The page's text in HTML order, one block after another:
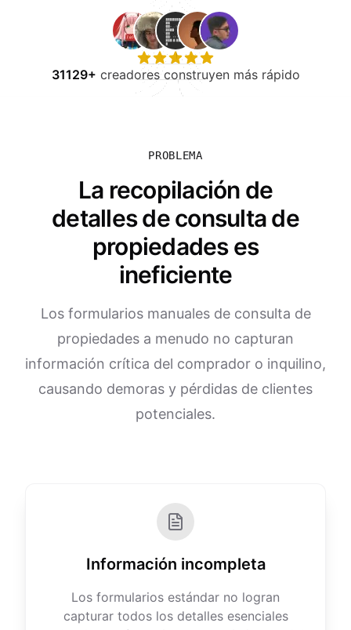
31129+ creadores construyen más rápido
PROBLEMA
La recopilación de
detalles de consulta de
propiedades es
ineficiente
Los formularios manuales de consulta de
propiedades a menudo no capturan
información crítica del comprador o inquilino,
causando demoras y pérdidas de clientes
potenciales.
Información incompleta
Los formularios estándar no logran
capturar todos los detalles esenciales